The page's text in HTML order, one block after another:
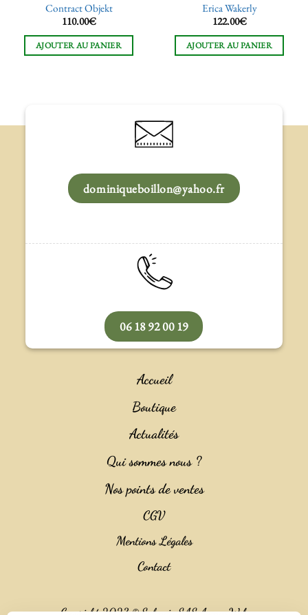
Contract Objekt
110.00€
AJOUTER AU PANIER
Erica Wakerly
122.00€
AJOUTER AU PANIER
dominiqueboillon@yahoo.fr
06 18 92 00 19
Accueil
Boutique
Actualités
Qui sommes nous ?
Nos points de ventes
CGV
Mentions Légales
Contact
Copyright 2023 ©Salencia SAS Agence Web